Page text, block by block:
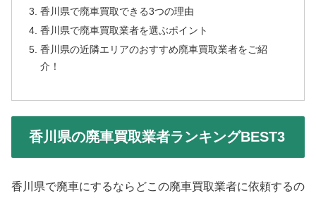
香川県で廃車買取できる3つの理由
香川県で廃車買取業者を選ぶポイント
香川県の近隣エリアのおすすめ廃車買取業者をご紹
介！
香川県の廃車買取業者ランキングBEST3
香川県で廃車にするならどこの廃車買取業者に依頼するの